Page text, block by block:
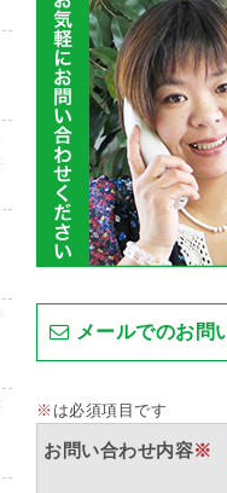
メールでのお問
※ は必須項目です
お問い合わせ内容※